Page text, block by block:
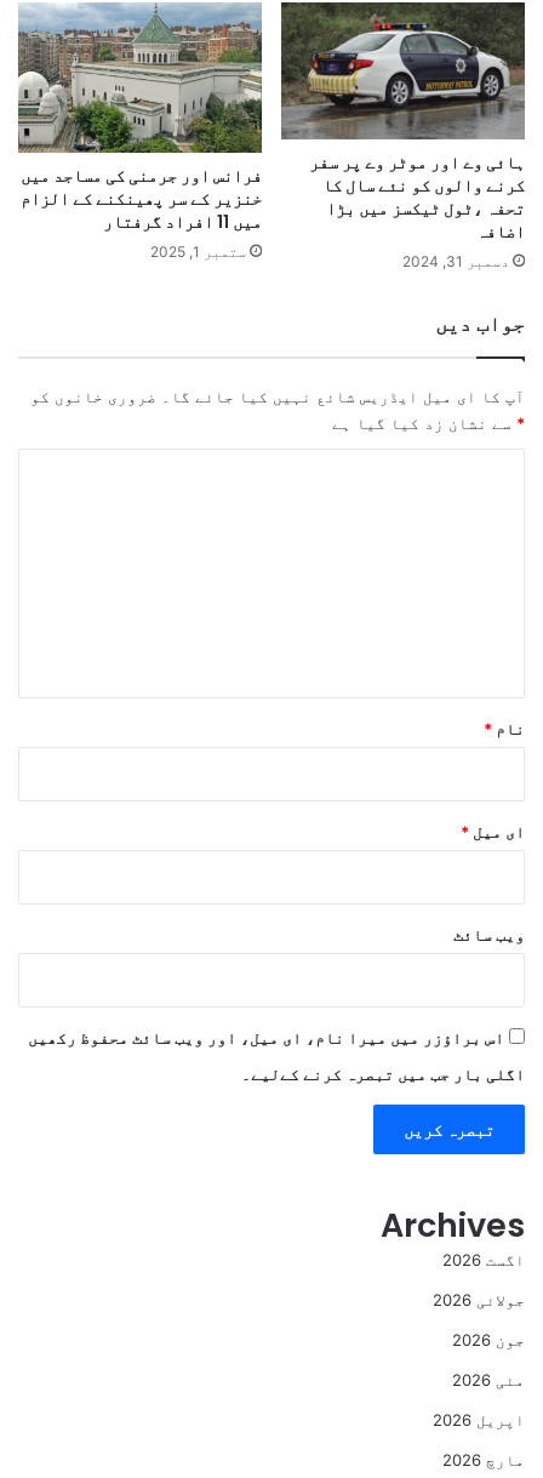
ہائی وے اور موٹر وے پر سفر
کرنے والوں کو نئے سال کا
تحفہ ،ٹول ٹیکسز میں بڑا
اضافہ
دسمبر 31, 2024
فرانس اور جرمنی کی مساجد میں
خنزیر کے سر پھینکنے کے الزام
میں 11 افراد گرفتار
ستمبر 1, 2025
جواب دیں
آپ کا ای میل ایڈریس شائع نہیں کیا جائے گا۔ ضروری خانوں کو
* سے نشان زد کیا گیا ہے
نام *
ای میل *
ویب‌ سائٹ
اس براؤزر میں میرا نام، ای میل، اور ویب سائٹ محفوظ رکھیں
اگلی بار جب میں تبصرہ کرنے کےلیے۔
Archives
اگست 2026
جولائی 2026
جون 2026
مئی 2026
اپریل 2026
مارچ 2026